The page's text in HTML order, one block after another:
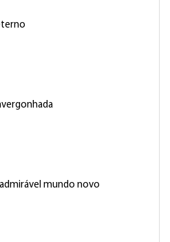
mundo novo